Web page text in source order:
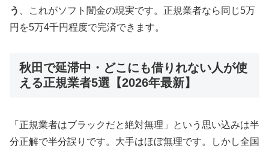
う
、これがソフト闇金の現実です。正規業者なら同じ5万
円を5万4千円程度で完済できます。
秋田で延滞中・どこにも借りれない人が使
える正規業者5選【2026年最新】
「正規業者はブラックだと絶対無理」という思い込みは半
分正解で半分誤りです。大手はほぼ無理です。しかし全国